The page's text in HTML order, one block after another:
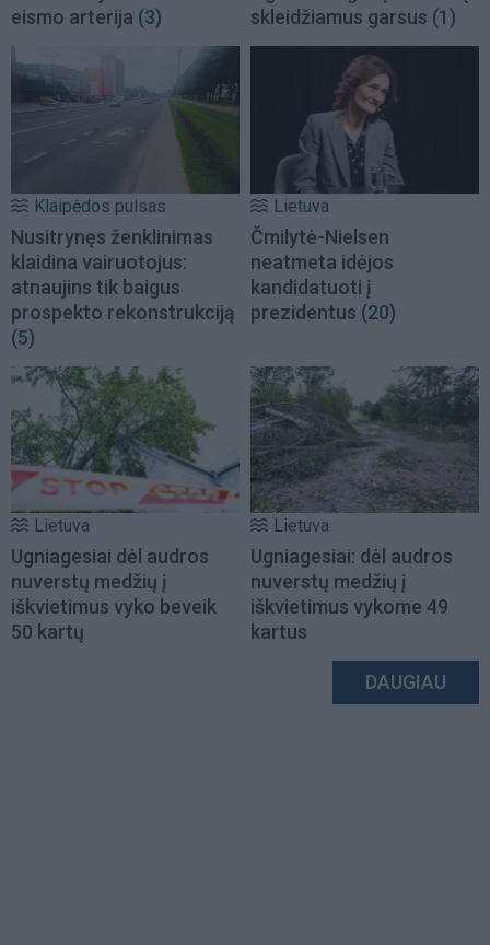
eismo arterija (3)
skleidžiamus garsus (1)
Klaipėdos pulsas
Nusitrynęs ženklinimas
klaidina vairuotojus:
atnaujins tik baigus
prospekto rekonstrukciją
(5)
Lietuva
Čmilytė-Nielsen
neatmeta idėjos
kandidatuoti į
prezidentus (20)
Lietuva
Ugniagesiai dėl audros
nuverstų medžių į
iškvietimus vyko beveik
50 kartų
Lietuva
Ugniagesiai: dėl audros
nuverstų medžių į
iškvietimus vykome 49
kartus
DAUGIAU